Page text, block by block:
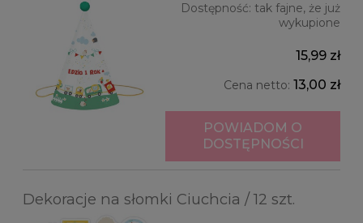
Dostępność: tak fajne, że już
wykupione
15,99 zł
Cena netto: 13,00 zł
POWIADOM O
DOSTĘPNOŚCI
Dekoracje na słomki Ciuchcia / 12 szt.